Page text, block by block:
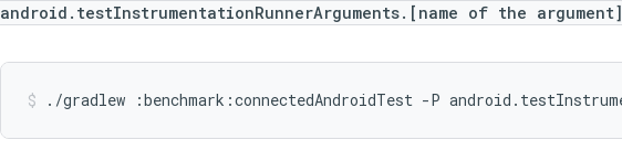
android.testInstrumentationRunnerArguments.[name of the argument]
./gradlew :benchmark:connectedAndroidTest -P